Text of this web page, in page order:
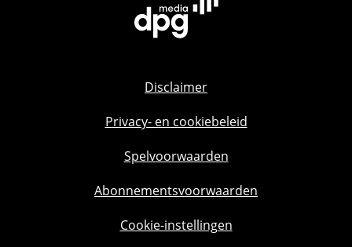
Disclaimer
Privacy- en cookiebeleid
Spelvoorwaarden
Abonnementsvoorwaarden
Cookie-instellingen